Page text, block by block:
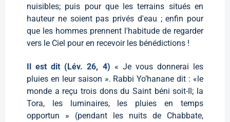
nuisibles; puis pour que les terrains situés en
hauteur ne soient pas privés d'eau ; enfin pour
que les hommes prennent l'habitude de regarder
vers le Ciel pour en recevoir les bénédictions !
Il est dit (Lév. 26, 4) « Je vous donnerai les
pluies en leur saison ». Rabbi Yo’hanane dit : «le
monde a reçu trois dons du Saint béni soit-Il; la
Tora, les luminaires, les pluies en temps
opportun » (pendant les nuits de Chabbate,